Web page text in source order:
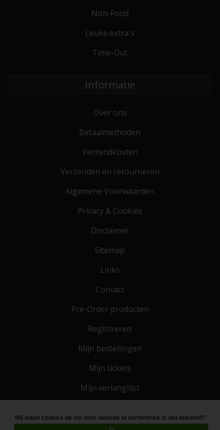
Non-Food
Leuke extra's
Time-Out
Informatie
Over ons
Betaalmethoden
Verzendkosten
Verzenden en retourneren
Algemene Voorwaarden
Privacy & Cookies
Disclaimer
Sitemap
Links
Contact
Pre-Order producten
Registreren
Mijn bestellingen
Mijn tickets
Mijn verlanglijst
© Copyright 2026 Toko 4 All- Powered byLightspeed
Wij slaan cookies op om onze website te verbeteren. Is dat akkoord?